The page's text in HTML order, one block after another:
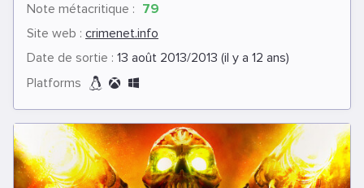
Note métacritique : 79
Site web : crimenet.info
Date de sortie : 13 août 2013/2013 (il y a 12 ans)
Platforms